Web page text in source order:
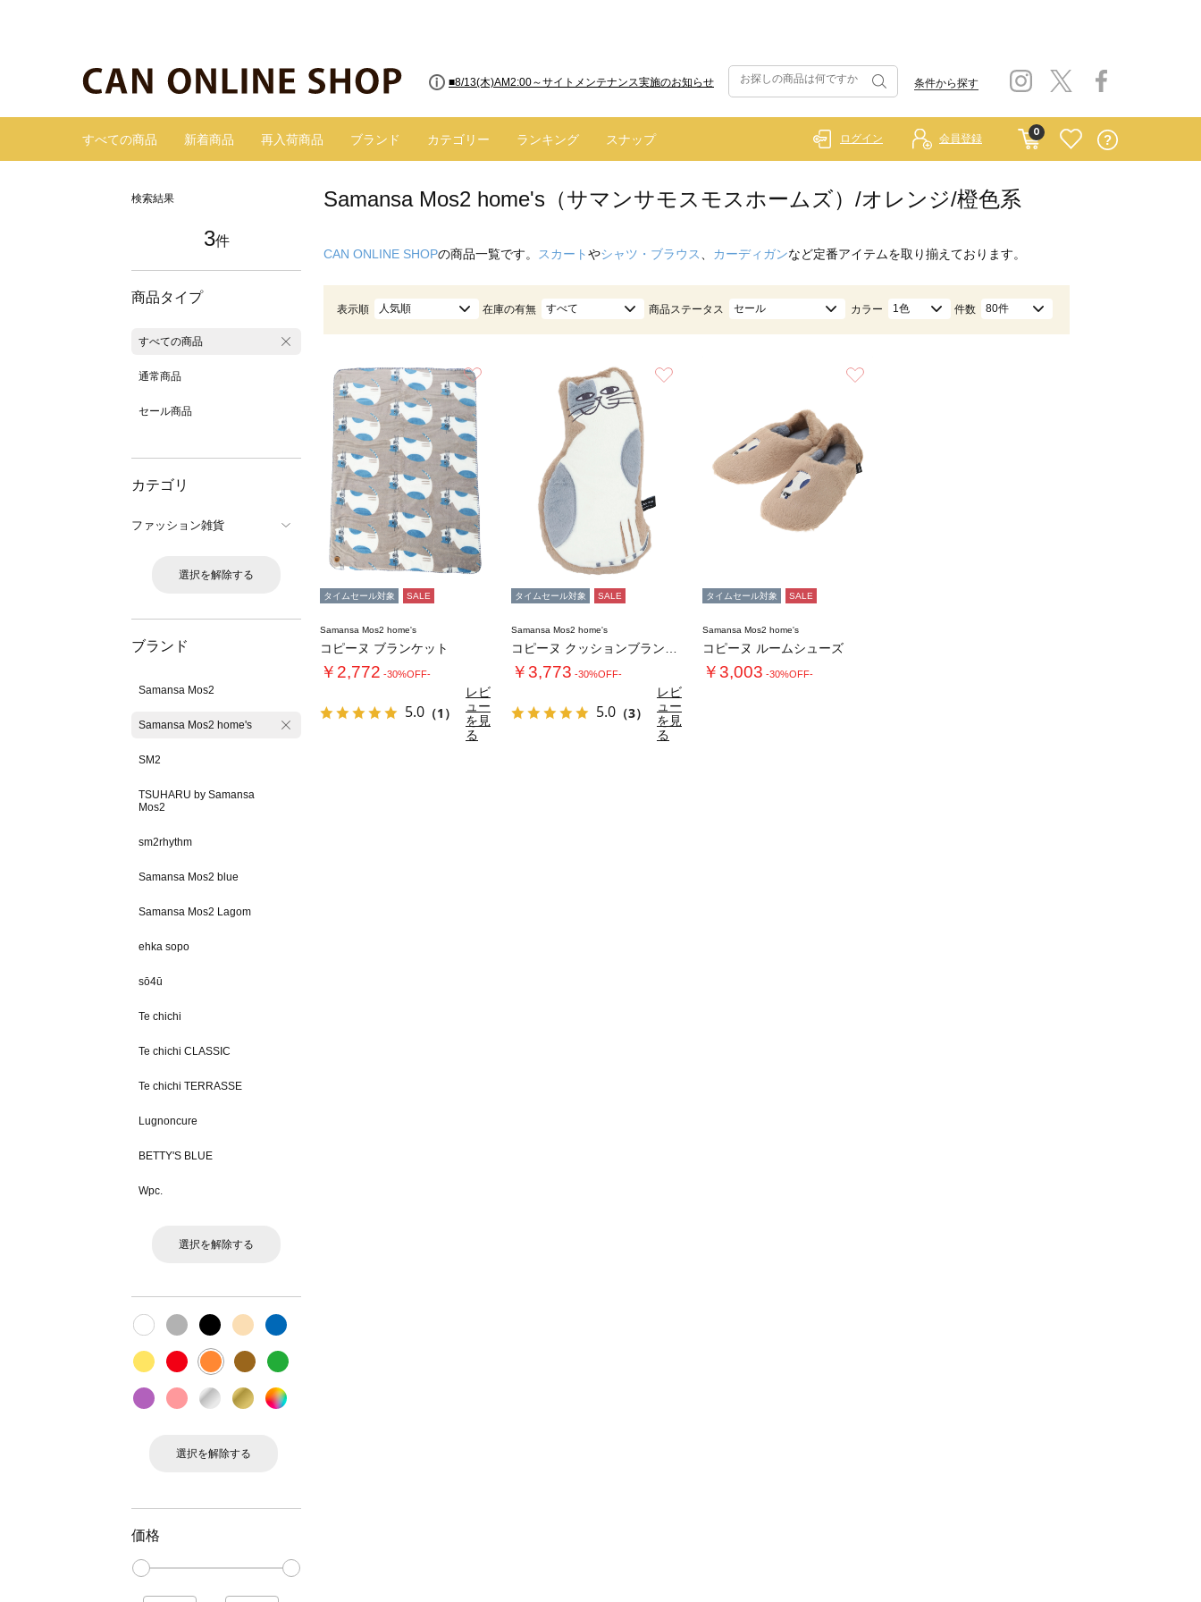
■8/13(木)AM2:00～サイトメンテナンス実施のお知らせ 条件から探す
すべての商品 新着商品 再入荷商品 ブランド カテゴリー ランキング スナップ
0
ログイン 会員登録
検索結果
3件
商品タイプ
すべての商品
通常商品
セール商品
カテゴリ
ファッション雑貨
選択を解除する
ブランド
Samansa Mos2
Samansa Mos2 home's
SM2
TSUHARU by Samansa
Mos2
sm2rhythm
Samansa Mos2 blue
Samansa Mos2 Lagom
ehka sopo
sō4ū
Te chichi
Te chichi CLASSIC
Te chichi TERRASSE
Lugnoncure
BETTY'S BLUE
Wpc.
選択を解除する
選択を解除する
価格
Samansa Mos2 home's（サマンサモスモスホームズ）/オレンジ/橙色系
CAN ONLINE SHOPの商品一覧です。 スカートやシャツ・ブラウス カーディガンなど定番アイテムを取り揃えております。
表示順 人気順 在庫の有無 すべて 商品ステータス セール カラー 1色 件数 80件
タイムセール対象 SALE
Samansa Mos2 home's
コピーヌ ブランケット
￥2,772 -30%OFF-
5.0 （1）
レビ
ュー
を見
る
タイムセール対象 SALE
Samansa Mos2 home's
￥3,773 -30%OFF-
5.0 （3）
レビ
ュー
を見
る
タイムセール対象 SALE
Samansa Mos2 home's
コピーヌ ルームシューズ
￥3,003 -30%OFF-